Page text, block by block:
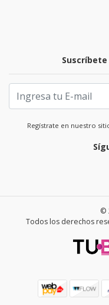
Regístrate en nuestro
©
Todos los derechos